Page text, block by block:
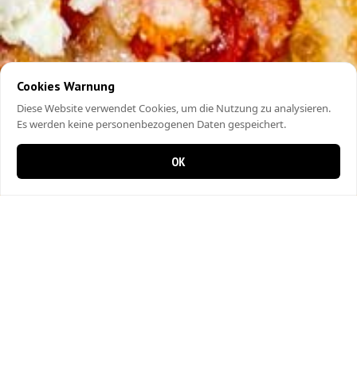
Cookies Warnung
Diese Website verwendet Cookies, um die Nutzung zu analysieren.
Es werden keine personenbezogenen Daten gespeichert.
OK